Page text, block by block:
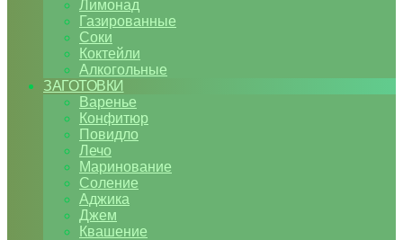
Лимонад
Газированные
Соки
Коктейли
Алкогольные
ЗАГОТОВКИ
Варенье
Конфитюр
Повидло
Лечо
Маринование
Соление
Аджика
Джем
Квашение